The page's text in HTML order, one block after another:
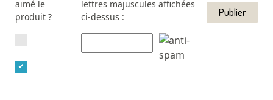
aimé le
produit ?
lettres majuscules affichées
ci-dessus :